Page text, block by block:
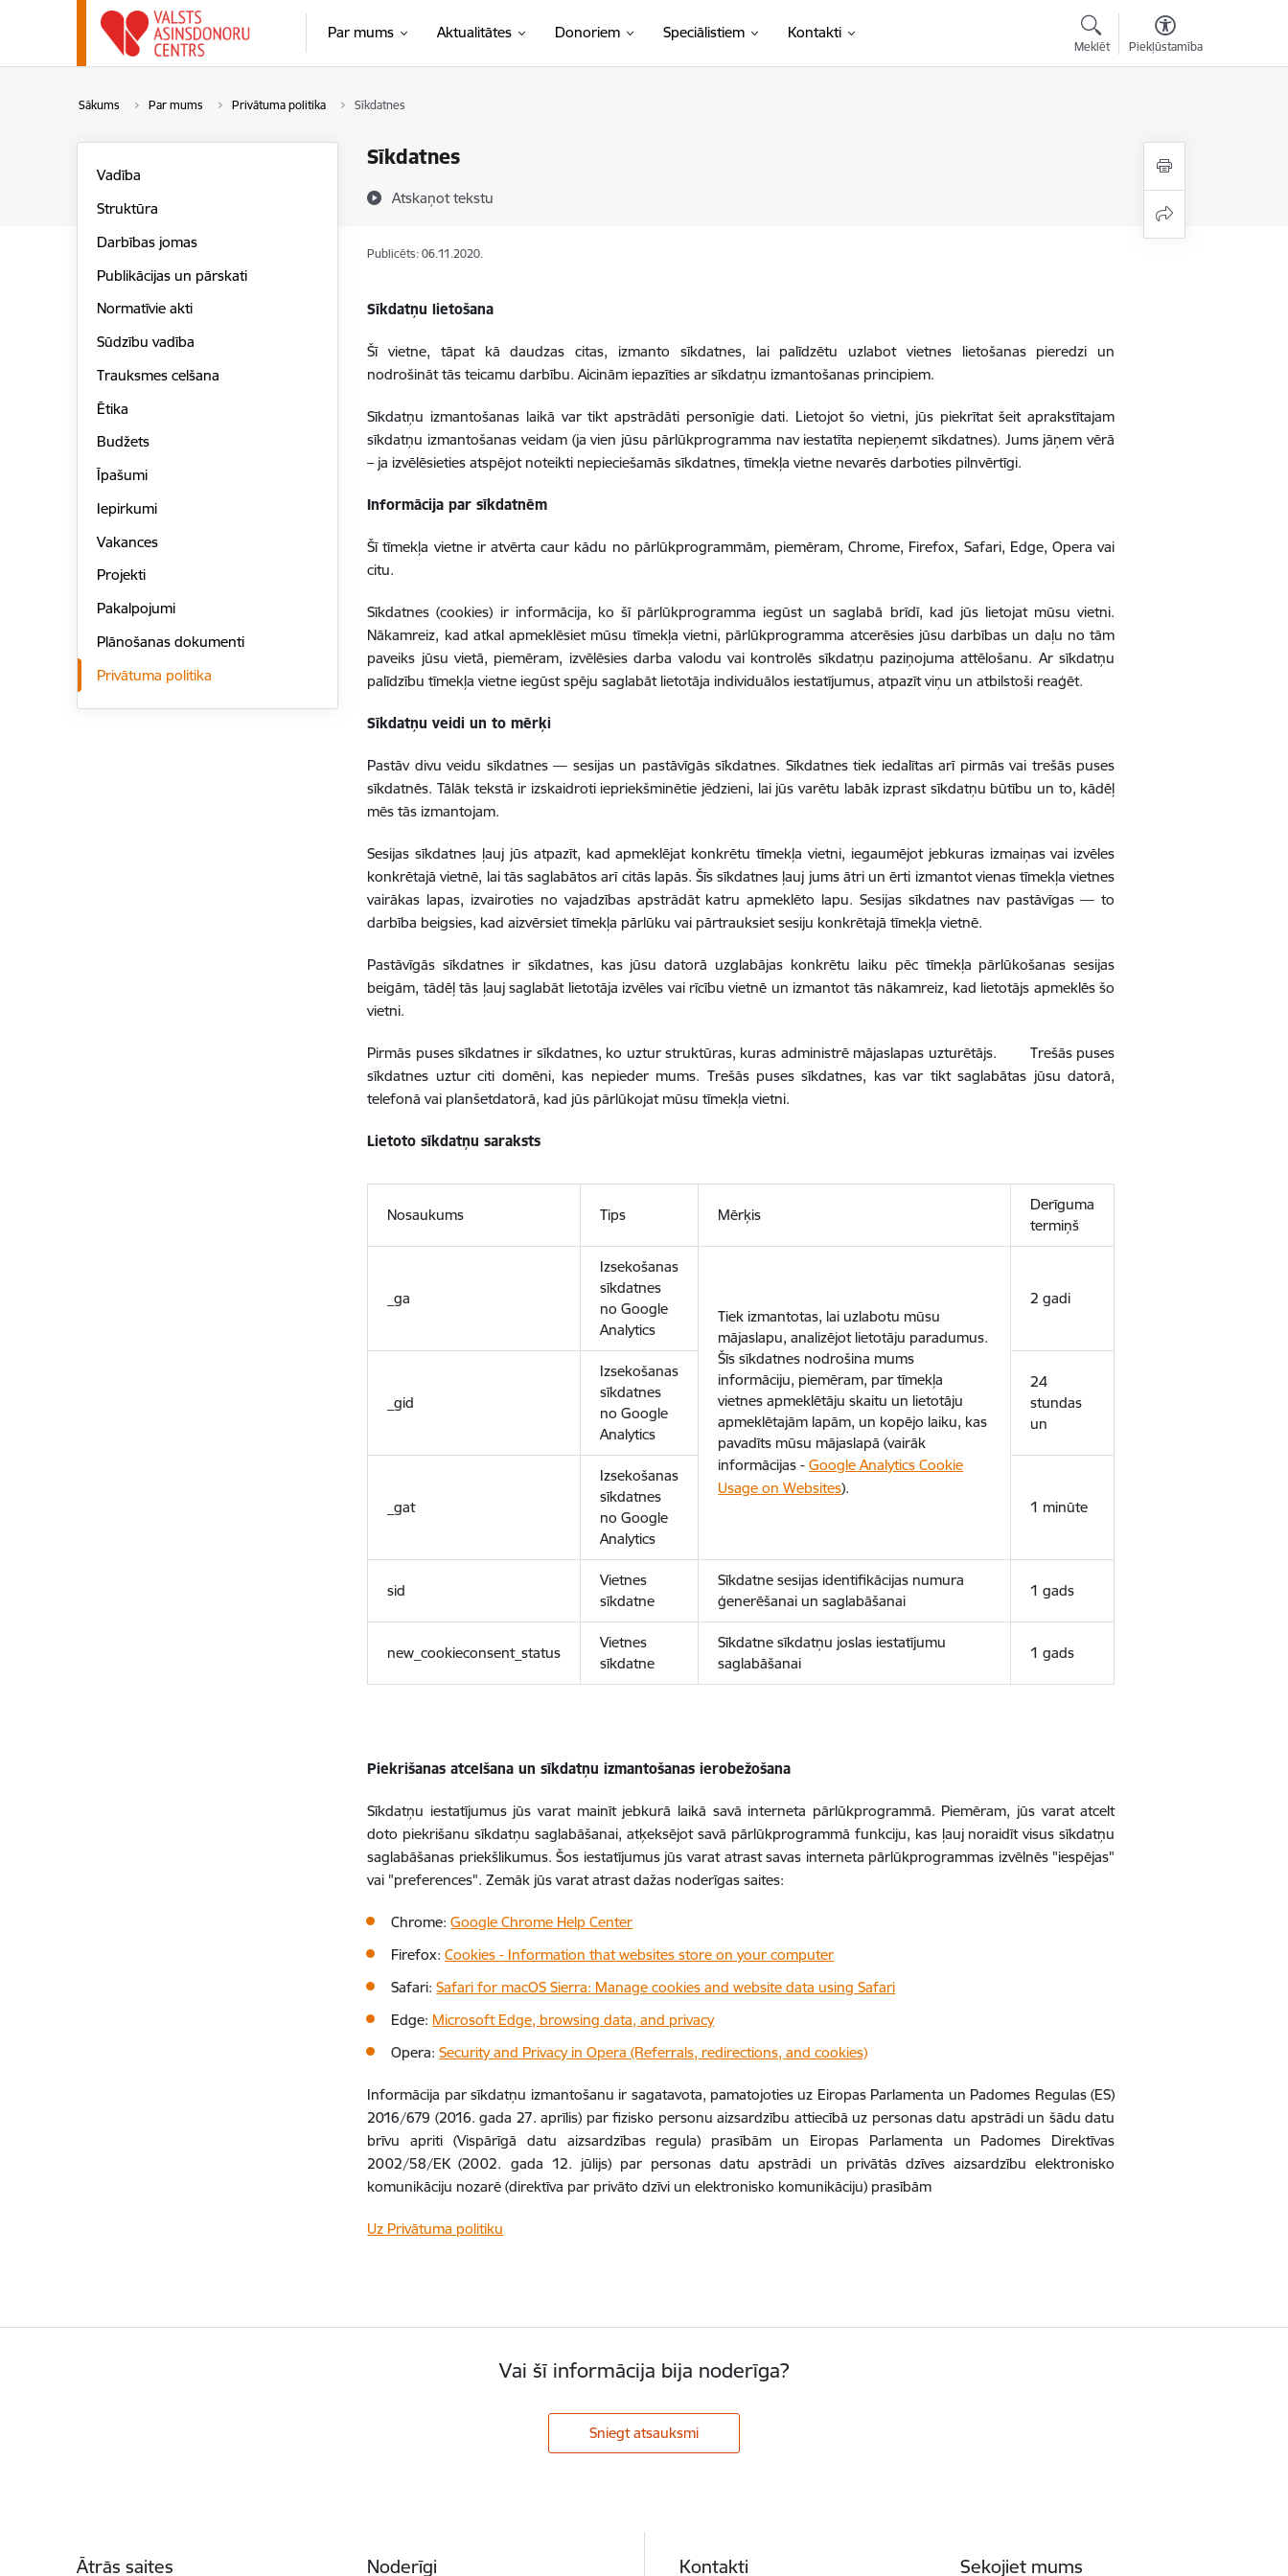
Pāriet uz lapas saturu
Par mums Aktualitātes Donoriem Speciālistiem Kontakti
Meklēt Piekļūstamība
Sākums Par mums Privātuma politika Sīkdatnes
Sīkdatnes
Atskaņot tekstu
Vadība
Struktūra
Darbības jomas
Publikācijas un pārskati
Normatīvie akti
Sūdzību vadība
Trauksmes celšana
Ētika
Budžets
Īpašumi
Iepirkumi
Vakances
Projekti
Pakalpojumi
Plānošanas dokumenti
Privātuma politika
Publicēts: 06.11.2020.
Sīkdatņu lietošana
Šī vietne, tāpat kā daudzas citas, izmanto sīkdatnes, lai palīdzētu uzlabot vietnes lietošanas pieredzi un
nodrošināt tās teicamu darbību. Aicinām iepazīties ar sīkdatņu izmantošanas principiem.
Sīkdatņu izmantošanas laikā var tikt apstrādāti personīgie dati. Lietojot šo vietni, jūs piekrītat šeit aprakstītajam
sīkdatņu izmantošanas veidam (ja vien jūsu pārlūkprogramma nav iestatīta nepieņemt sīkdatnes). Jums jāņem vērā
– ja izvēlēsieties atspējot noteikti nepieciešamās sīkdatnes, tīmekļa vietne nevarēs darboties pilnvērtīgi.
Informācija par sīkdatnēm
Šī tīmekļa vietne ir atvērta caur kādu no pārlūkprogrammām, piemēram, Chrome, Firefox, Safari, Edge, Opera vai
citu.
Sīkdatnes (cookies) ir informācija, ko šī pārlūkprogramma iegūst un saglabā brīdī, kad jūs lietojat mūsu vietni.
Nākamreiz, kad atkal apmeklēsiet mūsu tīmekļa vietni, pārlūkprogramma atcerēsies jūsu darbības un daļu no tām
paveiks jūsu vietā, piemēram, izvēlēsies darba valodu vai kontrolēs sīkdatņu paziņojuma attēlošanu. Ar sīkdatņu
palīdzību tīmekļa vietne iegūst spēju saglabāt lietotāja individuālos iestatījumus, atpazīt viņu un atbilstoši reaģēt.
Sīkdatņu veidi un to mērķi
Pastāv divu veidu sīkdatnes — sesijas un pastāvīgās sīkdatnes. Sīkdatnes tiek iedalītas arī pirmās vai trešās puses
sīkdatnēs. Tālāk tekstā ir izskaidroti iepriekšminētie jēdzieni, lai jūs varētu labāk izprast sīkdatņu būtību un to, kādēļ
mēs tās izmantojam.
Sesijas sīkdatnes ļauj jūs atpazīt, kad apmeklējat konkrētu tīmekļa vietni, iegaumējot jebkuras izmaiņas vai izvēles
konkrētajā vietnē, lai tās saglabātos arī citās lapās. Šīs sīkdatnes ļauj jums ātri un ērti izmantot vienas tīmekļa vietnes
vairākas lapas, izvairoties no vajadzības apstrādāt katru apmeklēto lapu. Sesijas sīkdatnes nav pastāvīgas — to
darbība beigsies, kad aizvērsiet tīmekļa pārlūku vai pārtrauksiet sesiju konkrētajā tīmekļa vietnē.
Pastāvīgās sīkdatnes ir sīkdatnes, kas jūsu datorā uzglabājas konkrētu laiku pēc tīmekļa pārlūkošanas sesijas
beigām, tādēļ tās ļauj saglabāt lietotāja izvēles vai rīcību vietnē un izmantot tās nākamreiz, kad lietotājs apmeklēs šo
vietni.
Pirmās puses sīkdatnes ir sīkdatnes, ko uztur struktūras, kuras administrē mājaslapas uzturētājs. Trešās puses
sīkdatnes uztur citi domēni, kas nepieder mums. Trešās puses sīkdatnes, kas var tikt saglabātas jūsu datorā,
telefonā vai planšetdatorā, kad jūs pārlūkojat mūsu tīmekļa vietni.
Lietoto sīkdatņu saraksts
Nosaukums Tips Mērķis
Derīguma
termiņš
_ga
Izsekošanas
sīkdatnes
no Google
Analytics
Tiek izmantotas, lai uzlabotu mūsu
mājaslapu, analizējot lietotāju paradumus.
Šīs sīkdatnes nodrošina mums
informāciju, piemēram, par tīmekļa
vietnes apmeklētāju skaitu un lietotāju
apmeklētajām lapām, un kopējo laiku, kas
pavadīts mūsu mājaslapā (vairāk
informācijas -Google Analytics Cookie
Usage on Websites).
2 gadi
_gid
Izsekošanas
sīkdatnes
no Google
Analytics
24
stundas
un
_gat
Izsekošanas
sīkdatnes
no Google
Analytics
1 minūte
sid
Vietnes
sīkdatne
Sīkdatne sesijas identifikācijas numura
ģenerēšanai un saglabāšanai
1 gads
new_cookieconsent_status
Vietnes
sīkdatne
Sīkdatne sīkdatņu joslas iestatījumu
saglabāšanai
1 gads
Piekrišanas atcelšana un sīkdatņu izmantošanas ierobežošana
Sīkdatņu iestatījumus jūs varat mainīt jebkurā laikā savā interneta pārlūkprogrammā. Piemēram, jūs varat atcelt
doto piekrišanu sīkdatņu saglabāšanai, atķeksējot savā pārlūkprogrammā funkciju, kas ļauj noraidīt visus sīkdatņu
saglabāšanas priekšlikumus. Šos iestatījumus jūs varat atrast savas interneta pārlūkprogrammas izvēlnēs "iespējas"
vai "preferences". Zemāk jūs varat atrast dažas noderīgas saites:
Chrome:Google Chrome Help Center
Firefox:Cookies - Information that websites store on your computer
Safari:Safari for macOS Sierra: Manage cookies and website data using Safari
Edge: Microsoft Edge, browsing data, and privacy
Opera:Security and Privacy in Opera (Referrals, redirections, and cookies)
Informācija par sīkdatņu izmantošanu ir sagatavota, pamatojoties uz Eiropas Parlamenta un Padomes Regulas (ES)
2016/679 (2016. gada 27. aprīlis) par fizisko personu aizsardzību attiecībā uz personas datu apstrādi un šādu datu
brīvu apriti (Vispārīgā datu aizsardzības regula) prasībām un Eiropas Parlamenta un Padomes Direktīvas
2002/58/EK (2002. gada 12. jūlijs) par personas datu apstrādi un privātās dzīves aizsardzību elektronisko
komunikāciju nozarē (direktīva par privāto dzīvi un elektronisko komunikāciju) prasībām
Uz Privātuma politiku
Vai šī informācija bija noderīga?
Sniegt atsauksmi
Ātrās saites Noderīgi Kontakti Sekojiet mums